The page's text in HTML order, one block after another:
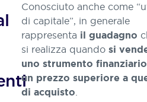
Conosciuto anche come
di capitale”, in generale
rappresenta il guadagno
si realizza quando si
uno strumento
un prezzo superiore a
di acquisto.